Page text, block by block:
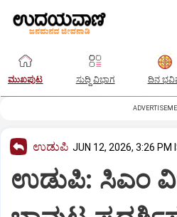
ಮುಖಪುಟ ಸುದ್ದಿ ವಿಭಾಗ ದಿನ
ಉಡುಪಿ JUN 12, 2026, 3:26 PM
ಉಡುಪಿ: ಸಿಎಂ